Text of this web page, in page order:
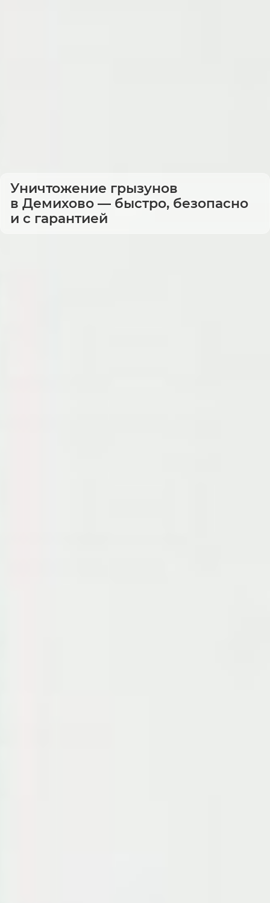
Уничтожение грызунов
в Демихово — быстро, безопасно
и с гарантией